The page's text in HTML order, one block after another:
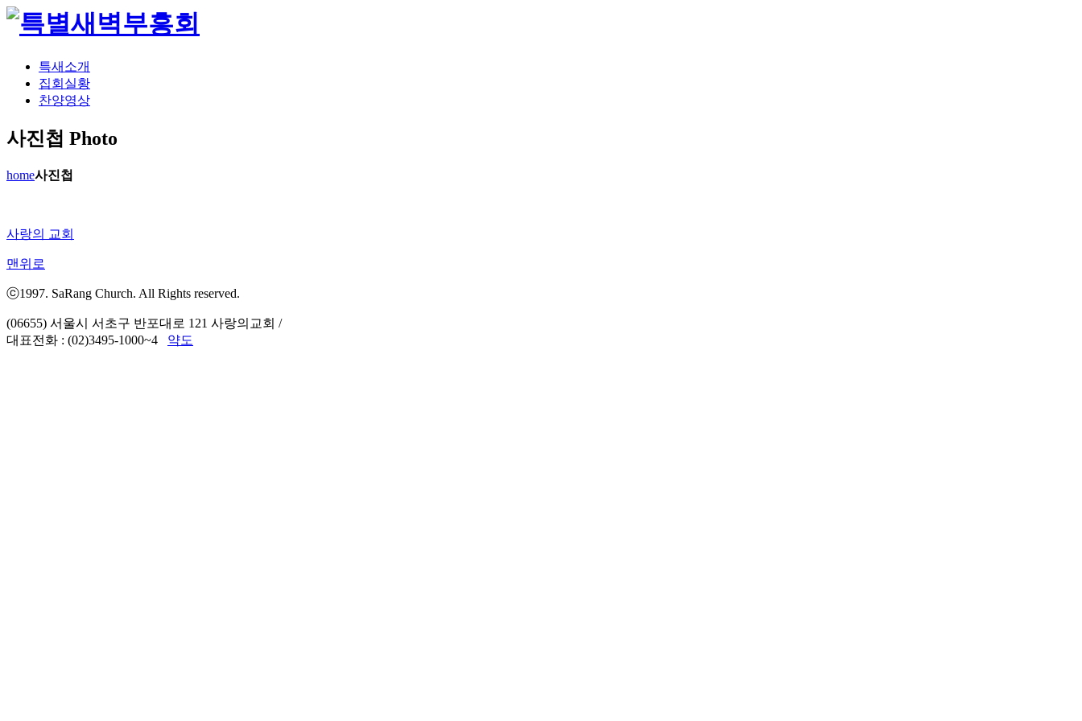
특새소개
집회실황
찬양영상
사진첩 Photo
home사진첩
사랑의 교회
맨위로
ⓒ1997. SaRang Church. All Rights reserved.
(06655) 서울시 서초구 반포대로 121 사랑의교회 /
대표전화 : (02)3495-1000~4 약도